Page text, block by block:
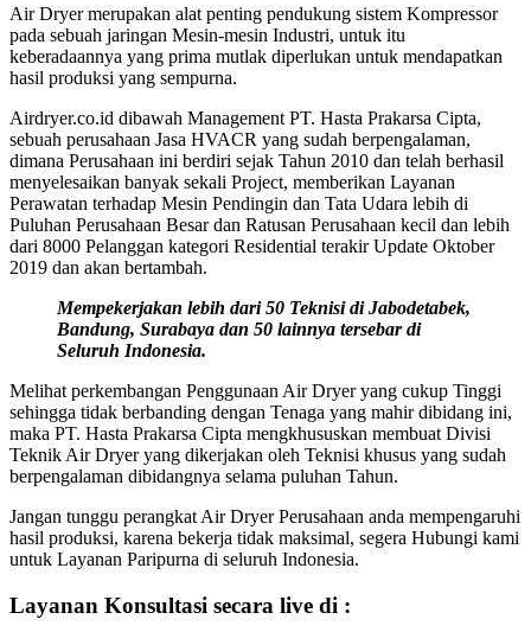
Air Dryer merupakan alat penting pendukung sistem Kompressor
pada sebuah jaringan Mesin-mesin Industri, untuk itu
keberadaannya yang prima mutlak diperlukan untuk mendapatkan
hasil produksi yang sempurna.
Airdryer.co.id dibawah Management PT. Hasta Prakarsa Cipta,
sebuah perusahaan Jasa HVACR yang sudah berpengalaman,
dimana Perusahaan ini berdiri sejak Tahun 2010 dan telah berhasil
menyelesaikan banyak sekali Project, memberikan Layanan
Perawatan terhadap Mesin Pendingin dan Tata Udara lebih di
Puluhan Perusahaan Besar dan Ratusan Perusahaan kecil dan lebih
dari 8000 Pelanggan kategori Residential terakir Update Oktober
2019 dan akan bertambah.
Mempekerjakan lebih dari 50 Teknisi di Jabodetabek,
Bandung, Surabaya dan 50 lainnya tersebar di
Seluruh Indonesia.
Melihat perkembangan Penggunaan Air Dryer yang cukup Tinggi
sehingga tidak berbanding dengan Tenaga yang mahir dibidang ini,
maka PT. Hasta Prakarsa Cipta mengkhususkan membuat Divisi
Teknik Air Dryer yang dikerjakan oleh Teknisi khusus yang sudah
berpengalaman dibidangnya selama puluhan Tahun.
Jangan tunggu perangkat Air Dryer Perusahaan anda mempengaruhi
hasil produksi, karena bekerja tidak maksimal, segera Hubungi kami
untuk Layanan Paripurna di seluruh Indonesia.
Layanan Konsultasi secara live di :